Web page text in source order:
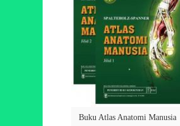
Buku Atlas Anatomi Manusia